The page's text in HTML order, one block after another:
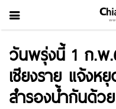
วันพรุ่งนี้ 1 ก.พ
เชียงราย แจ้งห
สำรองน้ำกันด้วย